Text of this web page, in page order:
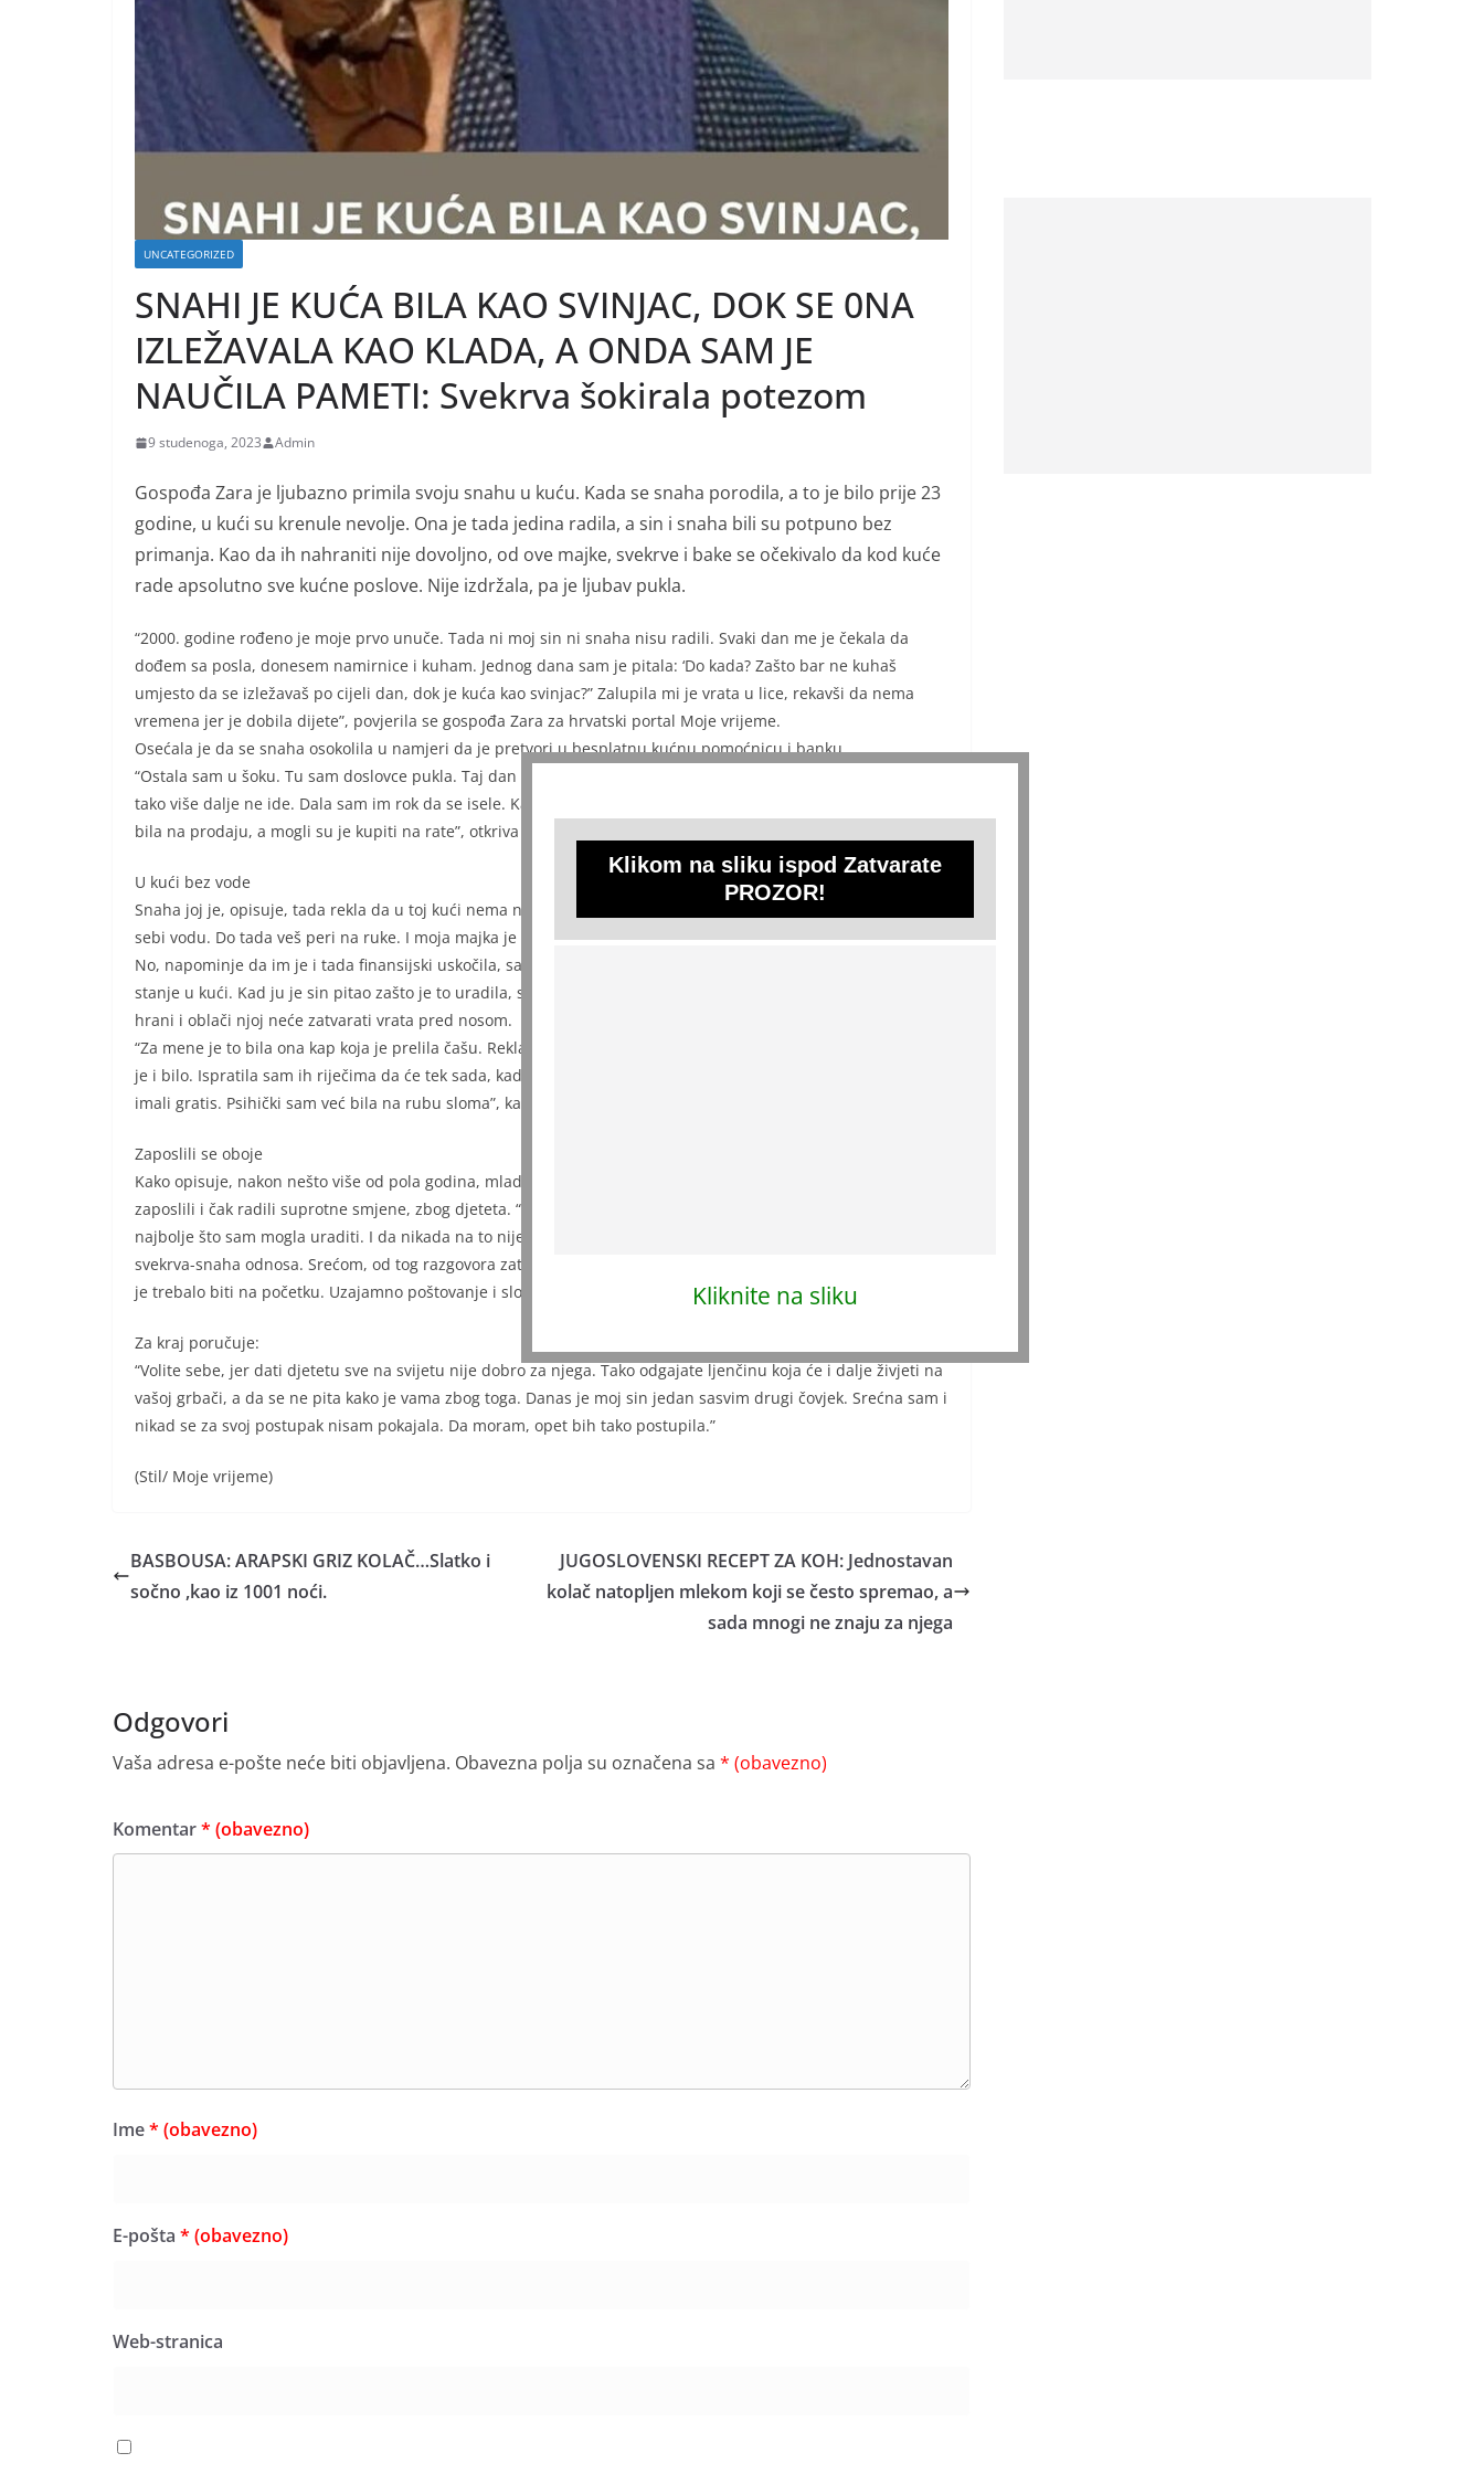
UNCATEGORIZED
SNAHI JE KUĆA BILA KAO SVINJAC, DOK SE 0NA
IZLEŽAVALA KAO KLADA, A ONDA SAM JE
NAUČILA PAMETI: Svekrva šokirala potezom
9 studenoga, 2023 Admin
Gospođa Zara je ljubazno primila svoju snahu u kuću. Kada se snaha porodila, a to je bilo prije 23
godine, u kući su krenule nevolje. Ona je tada jedina radila, a sin i snaha bili su potpuno bez
primanja. Kao da ih nahraniti nije dovoljno, od ove majke, svekrve i bake se očekivalo da kod kuće
rade apsolutno sve kućne poslove. Nije izdržala, pa je ljubav pukla.
“2000. godine rođeno je moje prvo unuče. Tada ni moj sin ni snaha nisu radili. Svaki dan me je čekala da
dođem sa posla, donesem namirnice i kuham. Jednog dana sam je pitala: ‘Do kada? Zašto bar ne kuhaš
umjesto da se izležavaš po cijeli dan, dok je kuća kao svinjac?” Zalupila mi je vrata u lice, rekavši da nema
vremena jer je dobila dijete”, povjerila se gospođa Zara za hrvatski portal Moje vrijeme.
Osećala je da se snaha osokolila u namjeri da je pretvori u besplatnu kućnu pomoćnicu i banku.
“Ostala sam u šoku. Tu sam doslovce pukla. Taj dan sam čekala sina da se vrati kući i jednostavno im rekla da
tako više dalje ne ide. Dala sam im rok da se isele. Kako nisu imali gdje, pronašli su jednu staru kuću koja je
bila na prodaju, a mogli su je kupiti na rate”, otkriva ona.
U kući bez vode
Snaha joj je, opisuje, tada rekla da u toj kući nema ni vode. “Biće, odgovorila sam joj, kad se zaposliš i uvedeš
sebi vodu. Do tada veš peri na ruke. I moja majka je prala na ruke i živa je”, kaže o lekciji koju im je dala.
No, napominje da im je i tada finansijski uskočila, samo da se isele, jer psihicki više nije mogla podnijeti to
stanje u kući. Kad ju je sin pitao zašto je to uradila, samo je kratko i jasno rekla da u njenoj kući nito koga
hrani i oblači njoj neće zatvarati vrata pred nosom.
“Za mene je to bila ona kap koja je prelila čašu. Rekla sam im mogu uzeti sve što im treba i neka izađu. Tako
je i bilo. Ispratila sam ih riječima da će tek sada, kad budu živjeli sami, shvatiti koliko košta sve ono šta su
imali gratis. Psihički sam već bila na rubu sloma”, kaže Zara.
Zaposlili se oboje
Kako opisuje, nakon nešto više od pola godina, mladi su zaista shvatili da se od vazduha ne živi, te su se
zaposlili i čak radili suprotne smjene, zbog djeteta. “Sin mi je jednom rekao da je to što sam ih otjerala nešto
najbolje što sam mogla uraditi. I da nikada na to nije tako gledao. Mislio je da ih tjeram tek uslijed tipičnog
svekrva-snaha odnosa. Srećom, od tog razgovora zatvoreno je jedno ružno poglavlje. Sada je sve onako kako
je trebalo biti na početku. Uzajamno poštovanje i sloga”, iskrena je gospođa Zara.
Za kraj poručuje:
“Volite sebe, jer dati djetetu sve na svijetu nije dobro za njega. Tako odgajate ljenčinu koja će i dalje živjeti na
vašoj grbači, a da se ne pita kako je vama zbog toga. Danas je moj sin jedan sasvim drugi čovjek. Srećna sam i
nikad se za svoj postupak nisam pokajala. Da moram, opet bih tako postupila.”
(Stil/ Moje vrijeme)
BASBOUSA: ARAPSKI GRIZ KOLAČ…Slatko i
sočno ,kao iz 1001 noći.
JUGOSLOVENSKI RECEPT ZA KOH: Jednostavan
kolač natopljen mlekom koji se često spremao, a
sada mnogi ne znaju za njega
Odgovori
Vaša adresa e-pošte neće biti objavljena. Obavezna polja su označena sa * (obavezno)
Komentar* (obavezno)
Ime* (obavezno)
E-pošta * (obavezno)
Web-stranica
Klikom na sliku ispod Zatvarate
PROZOR!
Kliknite na sliku